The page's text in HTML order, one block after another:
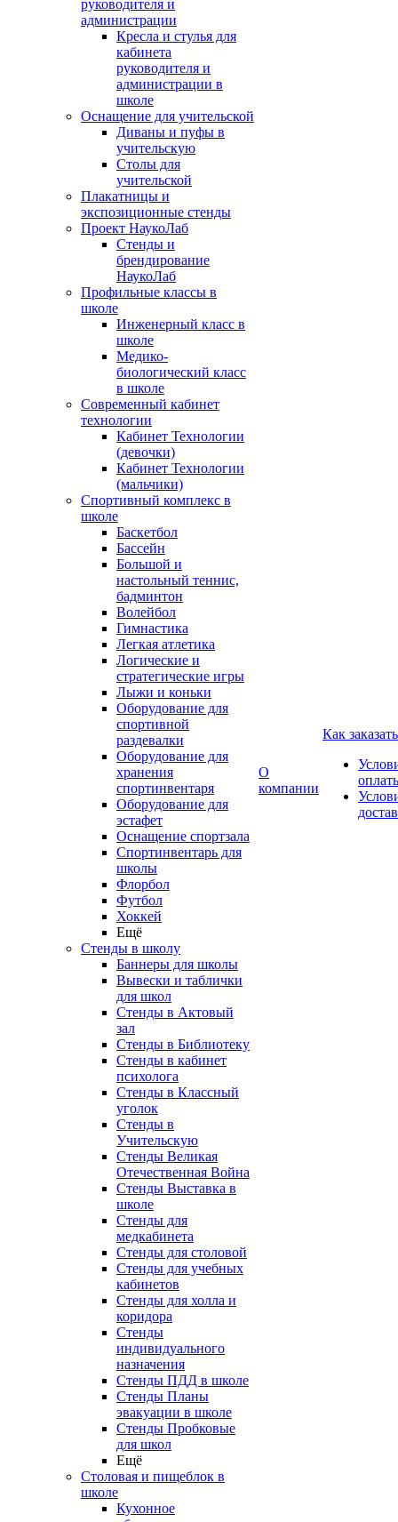
руководителя и
администрации
Кресла и стулья для
кабинета
руководителя и
администрации в
школе
Оснащение для учительской
Диваны и пуфы в
учительскую
Столы для
учительской
Плакатницы и
экспозиционные стенды
Проект НаукоЛаб
Стенды и
брендирование
НаукоЛаб
Профильные классы в
школе
Инженерный класс в
школе
Медико-
биологический класс
в школе
Современный кабинет
технологии
Кабинет Технологии
(девочки)
Кабинет Технологии
(мальчики)
Спортивный комплекс в
школе
Баскетбол
Бассейн
Большой и
настольный теннис,
бадминтон
Волейбол
Гимнастика
Легкая атлетика
Логические и
стратегические игры
Лыжи и коньки
Оборудование для
спортивной
раздевалки
Оборудование для
хранения
спортинвентаря
Оборудование для
эстафет
Оснащение спортзала
Спортинвентарь для
школы
Флорбол
Футбол
Хоккей
Ещё
Стенды в школу
Баннеры для школы
Вывески и таблички
для школ
Стенды в Актовый
зал
Стенды в Библиотеку
Стенды в кабинет
психолога
Стенды в Классный
уголок
Стенды в
Учительскую
Стенды Великая
Отечественная Война
Стенды Выставка в
школе
Стенды для
медкабинета
Стенды для столовой
Стенды для учебных
кабинетов
Стенды для холла и
коридора
Стенды
индивидуального
назначения
Стенды ПДД в школе
Стенды Планы
эвакуации в школе
Стенды Пробковые
для школ
Ещё
Столовая и пищеблок в
школе
Кухонное
О
компании
Как